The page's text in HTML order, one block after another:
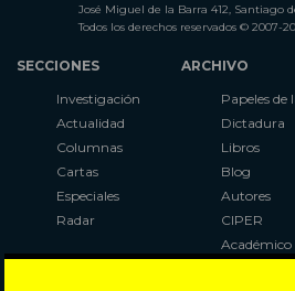
José Miguel de la Barra 412, Santiago
Todos los derechos reservados © 2007-
SECCIONES
Investigación
Actualidad
Columnas
Cartas
Especiales
Radar
ARCHIVO
Papeles de
Dictadura
Libros
Blog
Autores
CIPER
Académico